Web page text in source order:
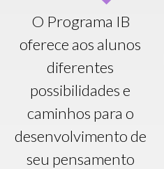
O Programa IB
oferece aos alunos
diferentes
possibilidades e
caminhos para o
desenvolvimento de
seu pensamento